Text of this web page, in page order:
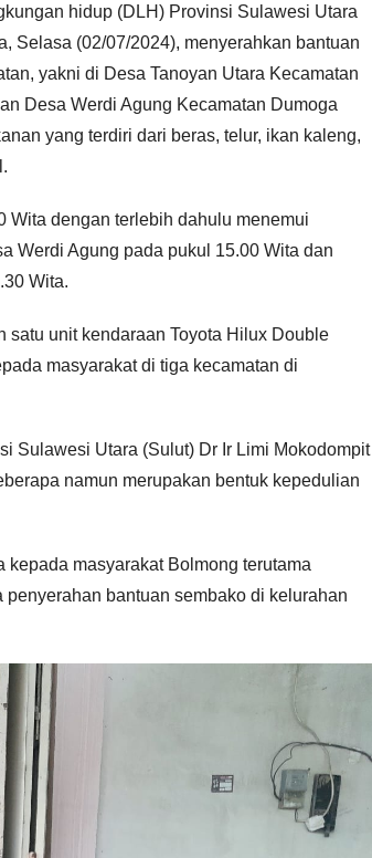
hidup (DLH) Provinsi Sulawesi Utara
Selasa (02/07/2024), menyerahkan bantuan
yakni di Desa Tanoyan Utara Kecamatan
Desa Werdi Agung Kecamatan Dumoga
yang terdiri dari beras, telur, ikan kaleng,
Wita dengan terlebih dahulu menemui
Werdi Agung pada pukul 15.00 Wita dan
Wita.
unit kendaraan Toyota Hilux Double
masyarakat di tiga kecamatan di
Sulawesi Utara (Sulut) Dr Ir Limi Mokodompit
namun merupakan bentuk kepedulian
kepada masyarakat Bolmong terutama
penyerahan bantuan sembako di kelurahan